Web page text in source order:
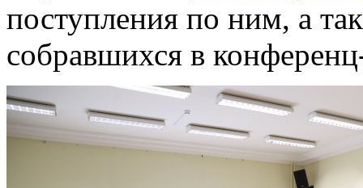
поступления по ним, а
собравшихся в